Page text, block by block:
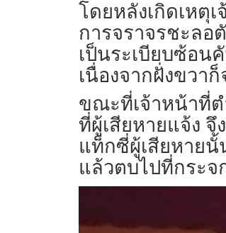
โดยหลังเกิดเหตุ
การจราจรชะลอ
เป็นระเบียบซ้อน
เนื่องจากฝั่งขวา
ขณะที่เจ้าหน้าที่
ที่ผู้เสียหายแจ้ง
แท็กซี่ผู้เสียหายนั้
แล้วตบไปที่กระจ